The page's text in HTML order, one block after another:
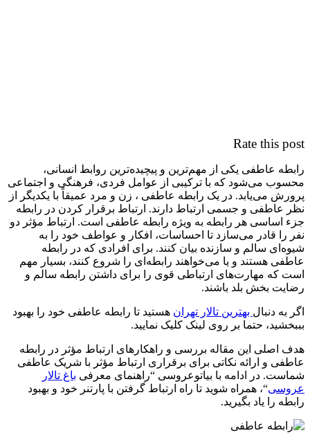
Rate this post
رابطه عاطفی یکی از مهم‌ترین و پیچیده‌ترین روابط انسانی،
محسوب می‌شود که با ترکیبی از عوامل فردی، فرهنگی و اجتماعی
پرورش می‌یابد. در یک رابطه عاطفی ، زن و مرد عمیقاً با یکدیگر از
نظر عاطفی و جسمی ارتباط دارند. ارتباط برقرار کردن در رابطه
جزء اساسی هر رابطه به ویژه رابطه عاطفی است. ارتباط مؤثر دو
نفر را قادر می‌سازد تا احساسات، افکار و عواطف خود را به
شیوه‌ای سالم و سازنده بیان کنند. برای افرادی که در رابطه
عاطفی هستند و یا می‌خواهند رابطه‌ای را شروع کنند، بسیار مهم
است که مهارت‌های ارتباطی قوی را برای داشتن رابطه سالم و
رضایت ‌بخش بلد باشند.
اگر به دنبال بهترین تالار تهران هستید تا رابطه عاطفی خود را بهبود
بببخشید، حتما بر روی لینک کلیک نمایید.
هدف اصلی این مقاله بررسی و راهکارهای ارتباط مؤثر در رابطه
عاطفی و ارائه نکاتی برای برقراری ارتباط مؤثر با شریک عاطفی
شماست. در ادامه با بیاتوعروسی “راهنمای معرفی باغ تالار
عروسی“، همراه شوید تا راه ارتباط گرفتن با پارتنر خود و بهبود
رابطه را یاد بگیرید.